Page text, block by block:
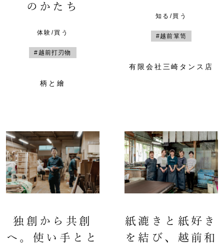
のかたち
体験/買う
#越前打刃物
柄と繪
知る/買う
#越前箪笥
有限会社三崎タンス店
独創から共創
へ。使い手とと
紙漉きと紙好き
を結び、越前和